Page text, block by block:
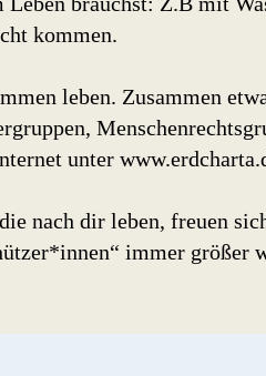
kommen.
leben. Zusammen
unter
nach dir leben, freuen
immer größer